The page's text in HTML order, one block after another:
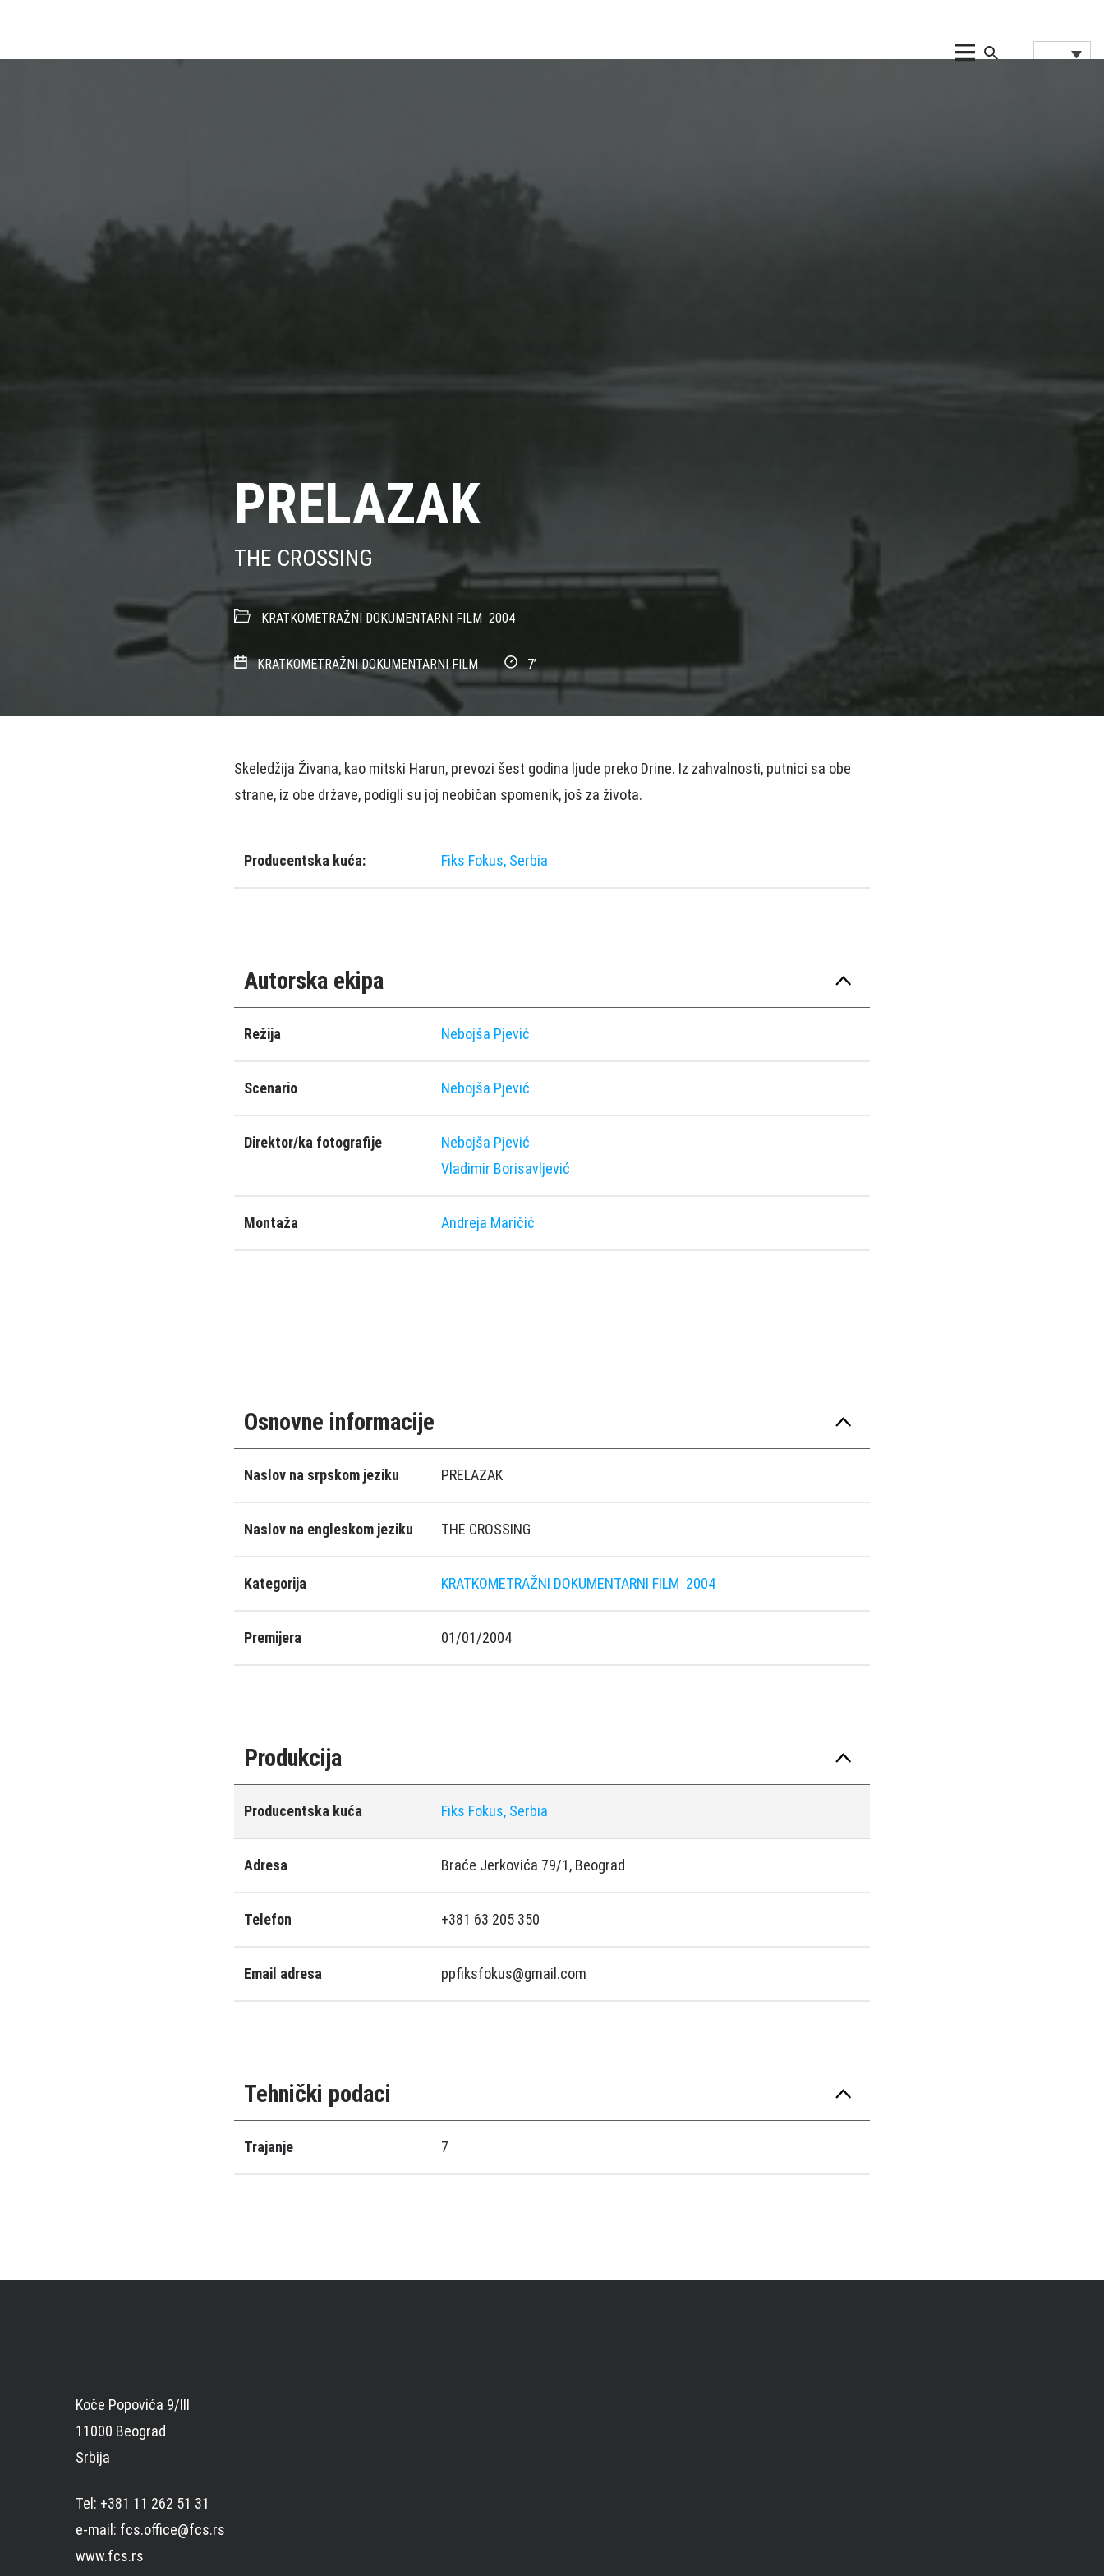
PRELAZAK
THE CROSSING
KRATKOMETRAŽNI DOKUMENTARNI FILM 2004
KRATKOMETRAŽNI DOKUMENTARNI FILM 7’
Skeledžija Živana, kao mitski Harun, prevozi šest godina ljude preko Drine. Iz zahvalnosti, putnici sa obe
strane, iz obe države, podigli su joj neobičan spomenik, još za života.
Producentska kuća: Fiks Fokus, Serbia
Autorska ekipa
Režija Nebojša Pjević
Scenario Nebojša Pjević
Direktor/ka fotografije
Nebojša Pjević
Vladimir Borisavljević
Montaža Andreja Maričić
Osnovne informacije
Naslov na srpskom jeziku PRELAZAK
Naslov na engleskom jeziku THE CROSSING
Kategorija KRATKOMETRAŽNI DOKUMENTARNI FILM 2004
Premijera 01/01/2004
Produkcija
Producentska kuća Fiks Fokus, Serbia
Adresa Braće Jerkovića 79/1, Beograd
Telefon +381 63 205 350
Email adresa ppfiksfokus@gmail.com
Tehnički podaci
Trajanje 7
Koče Popovića 9/III
11000 Beograd
Srbija
Tel: +381 11 262 51 31
e-mail: fcs.office@fcs.rs
www.fcs.rs